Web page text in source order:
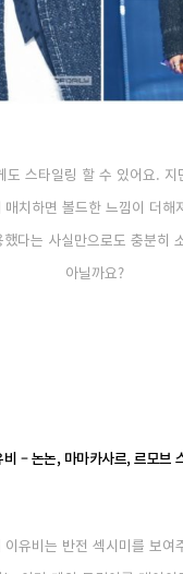
도 스타일링 할 수 있어요.
치하면 볼드한 느낌이 더해
다는 사실만으로도 충분히
아닐까요?
비 – 논논, 마마카사르, 르모브
유비는 반전 섹시미를 보여